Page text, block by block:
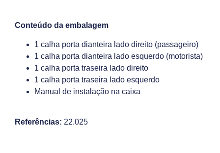
Conteúdo da embalagem
1 calha porta dianteira lado direito (passageiro)
1 calha porta dianteira lado esquerdo (motorista)
1 calha porta traseira lado direito
1 calha porta traseira lado esquerdo
Manual de instalação na caixa
Referências: 22.025